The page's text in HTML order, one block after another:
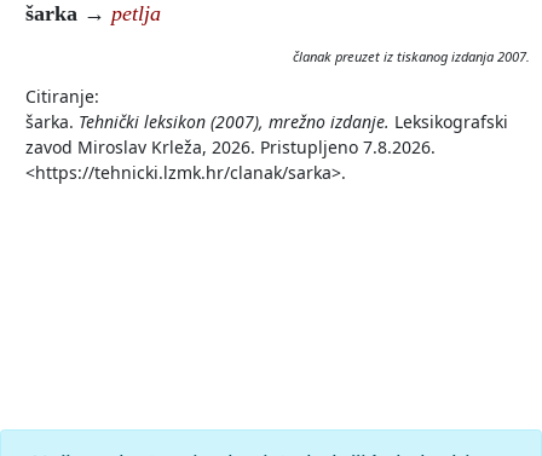
šarka → petlja
članak preuzet iz tiskanog izdanja 2007.
Citiranje:
šarka. Tehnički leksikon (2007), mrežno izdanje. Leksikografski
zavod Miroslav Krleža, 2026. Pristupljeno 7.8.2026.
<https://tehnicki.lzmk.hr/clanak/sarka>.